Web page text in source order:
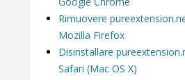
Rimuovere
Mozilla Firefox
Disinstallare
Safari (Mac OS X)